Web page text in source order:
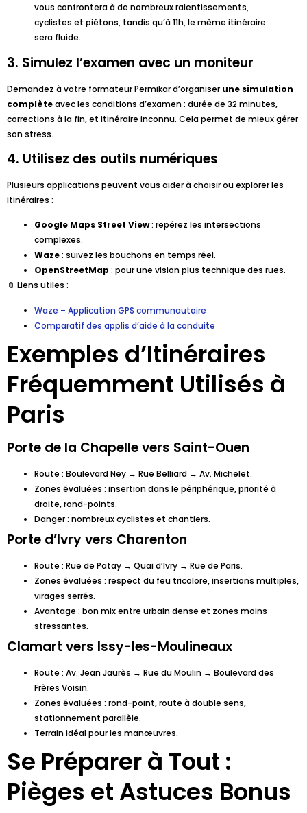
vous confrontera à de nombreux ralentissements,
cyclistes et piétons, tandis qu’à 11h, le même itinéraire
sera fluide.
3. Simulez l’examen avec un moniteur
Demandez à votre formateur Permikar d’organiser une simulation
complèteavec les conditions d’examen : durée de 32 minutes,
corrections à la fin, et itinéraire inconnu. Cela permet de mieux gérer
son stress.
4. Utilisez des outils numériques
Plusieurs applications peuvent vous aider à choisir ou explorer les
itinéraires :
Google Maps Street View: repérez les intersections
complexes.
Waze: suivez les bouchons en temps réel.
OpenStreetMap : pour une vision plus technique des rues.
📎 Liens utiles :
Waze – Application GPS communautaire
Comparatif des applis d’aide à la conduite
Exemples d’Itinéraires
Fréquemment Utilisés à
Paris
Porte de la Chapelle vers Saint-Ouen
Route : Boulevard Ney → Rue Belliard → Av. Michelet.
Zones évaluées : insertion dans le périphérique, priorité à
droite, rond-points.
Danger : nombreux cyclistes et chantiers.
Porte d’Ivry vers Charenton
Route : Rue de Patay → Quai d’Ivry → Rue de Paris.
Zones évaluées : respect du feu tricolore, insertions multiples,
virages serrés.
Avantage : bon mix entre urbain dense et zones moins
stressantes.
Clamart vers Issy-les-Moulineaux
Route : Av. Jean Jaurès → Rue du Moulin → Boulevard des
Frères Voisin.
Zones évaluées : rond-point, route à double sens,
stationnement parallèle.
Terrain idéal pour les manœuvres.
Se Préparer à Tout :
Pièges et Astuces Bonus